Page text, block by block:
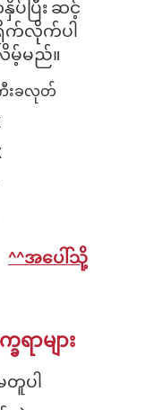
ပ်ပြီး ဆင့်
က်လိုက်ပါ
မ့်မည်။
းခလုတ်
^^အပေါ်သို့
ရာများ
တူပါ